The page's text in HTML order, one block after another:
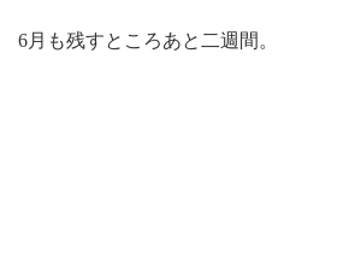
6月も残すところあと二週間。